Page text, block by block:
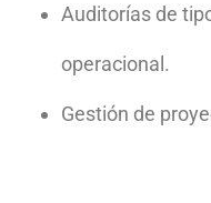
Auditorías de
operacional.
Gestión de